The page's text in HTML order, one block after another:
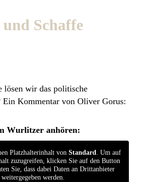
und Schaffe
lösen wir das politische
Ein Kommentar von Oliver Gorus:
Wurlitzer anhören:
Platzhalterinhalt von Standard. Um auf
zuzugreifen, klicken Sie auf den Button
Sie, dass dabei Daten an Drittanbieter
weitergegeben werden.